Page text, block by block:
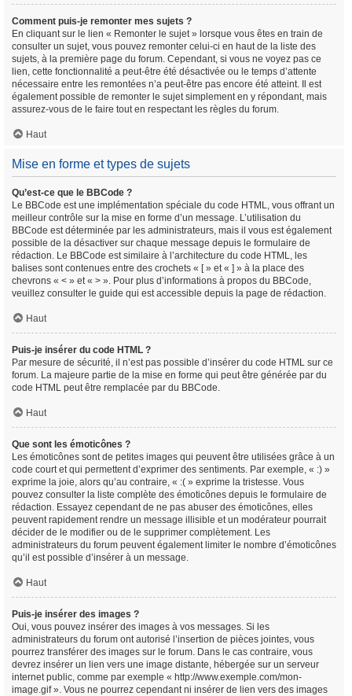
Comment puis-je remonter mes sujets ?
En cliquant sur le lien « Remonter le sujet » lorsque vous êtes en train de
consulter un sujet, vous pouvez remonter celui-ci en haut de la liste des
sujets, à la première page du forum. Cependant, si vous ne voyez pas ce
lien, cette fonctionnalité a peut-être été désactivée ou le temps d’attente
nécessaire entre les remontées n’a peut-être pas encore été atteint. Il est
également possible de remonter le sujet simplement en y répondant, mais
assurez-vous de le faire tout en respectant les règles du forum.
Haut
Mise en forme et types de sujets
Qu’est-ce que le BBCode ?
Le BBCode est une implémentation spéciale du code HTML, vous offrant un
meilleur contrôle sur la mise en forme d’un message. L’utilisation du
BBCode est déterminée par les administrateurs, mais il vous est également
possible de la désactiver sur chaque message depuis le formulaire de
rédaction. Le BBCode est similaire à l’architecture du code HTML, les
balises sont contenues entre des crochets « [ » et « ] » à la place des
chevrons « < » et « > ». Pour plus d’informations à propos du BBCode,
veuillez consulter le guide qui est accessible depuis la page de rédaction.
Haut
Puis-je insérer du code HTML ?
Par mesure de sécurité, il n’est pas possible d’insérer du code HTML sur ce
forum. La majeure partie de la mise en forme qui peut être générée par du
code HTML peut être remplacée par du BBCode.
Haut
Que sont les émoticônes ?
Les émoticônes sont de petites images qui peuvent être utilisées grâce à un
code court et qui permettent d’exprimer des sentiments. Par exemple, « :) »
exprime la joie, alors qu’au contraire, « :( » exprime la tristesse. Vous
pouvez consulter la liste complète des émoticônes depuis le formulaire de
rédaction. Essayez cependant de ne pas abuser des émoticônes, elles
peuvent rapidement rendre un message illisible et un modérateur pourrait
décider de le modifier ou de le supprimer complètement. Les
administrateurs du forum peuvent également limiter le nombre d’émoticônes
qu’il est possible d’insérer à un message.
Haut
Puis-je insérer des images ?
Oui, vous pouvez insérer des images à vos messages. Si les
administrateurs du forum ont autorisé l’insertion de pièces jointes, vous
pourrez transférer des images sur le forum. Dans le cas contraire, vous
devrez insérer un lien vers une image distante, hébergée sur un serveur
internet public, comme par exemple « http://www.exemple.com/mon-
image.gif ». Vous ne pourrez cependant ni insérer de lien vers des images